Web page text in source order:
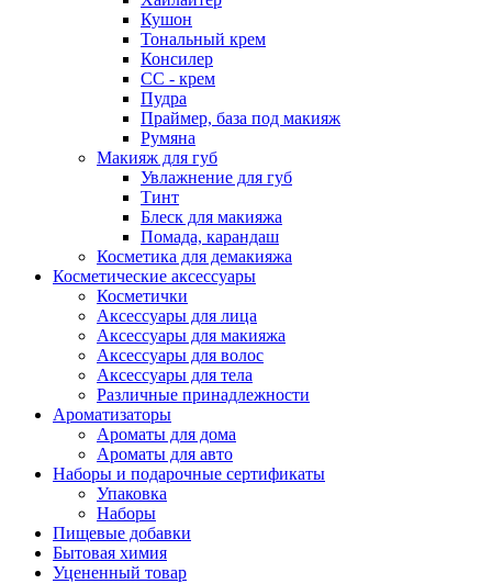
Кушон
Тональный крем
Консилер
СС - крем
Пудра
Праймер, база под макияж
Румяна
Макияж для губ
Увлажнение для губ
Тинт
Блеск для макияжа
Помада, карандаш
Косметика для демакияжа
Косметические аксессуары
Косметички
Аксессуары для лица
Аксессуары для макияжа
Аксессуары для волос
Аксессуары для тела
Различные принадлежности
Ароматизаторы
Ароматы для дома
Ароматы для авто
Наборы и подарочные сертификаты
Упаковка
Наборы
Пищевые добавки
Бытовая химия
Уцененный товар